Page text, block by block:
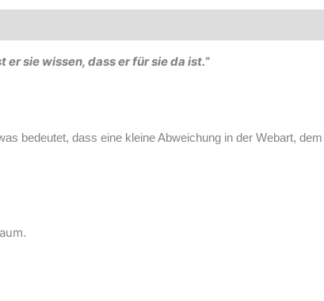
er sie wissen, dass er für sie da ist.“
bedeutet, dass eine kleine Abweichung in der Webart,